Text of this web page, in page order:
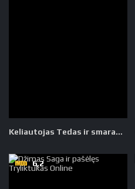
Keliautojas Tedas ir smaragdinė lenta
6,2